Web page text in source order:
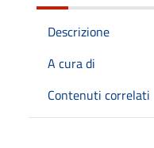
Descrizione
A cura di
Contenuti correlati